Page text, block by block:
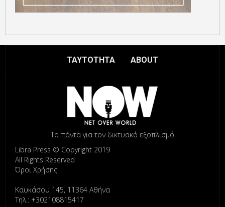
ΤΑΥΤΟΤΗΤΑ ABOUT
Τα πάντα για τον δικτυακό εξοπλισμό
Libra Press © Copyright 2019
All Rights Reserved
Όροι Χρήσης
Καυκάσου 145, 11364 Αθήνα
Τηλ.: +302108815417